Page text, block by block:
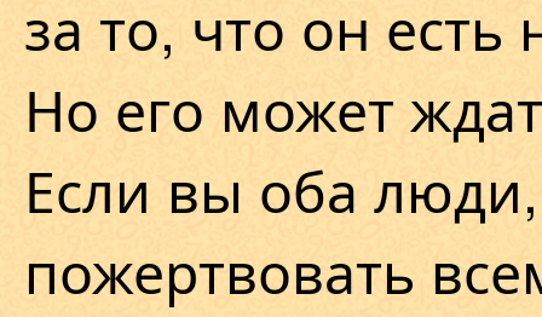
за то, что он
Но его может
Если вы оба
пожертвовать